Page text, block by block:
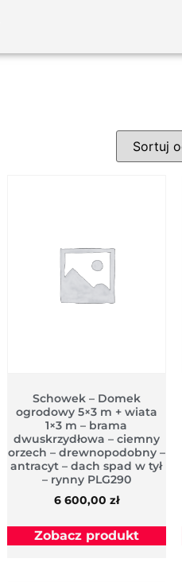
Schowek – Domek
ogrodowy 5×3 m + wiata
1×3 m – brama
dwuskrzydłowa – ciemny
orzech – drewnopodobny –
antracyt – dach spad w tył
– rynny PLG290
6 600,00 zł
Zobacz produkt